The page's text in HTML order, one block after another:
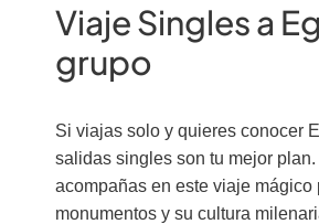
Viaje Singles a
grupo
Si viajas solo y quieres conocer
salidas singles son tu mejor
acompañas en este viaje mágico
monumentos y su cultura